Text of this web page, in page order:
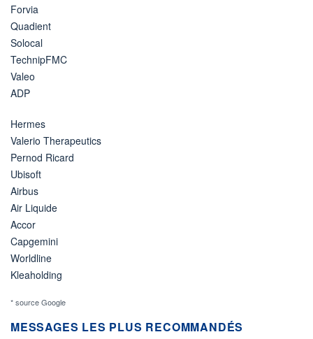
Forvia
Quadient
Solocal
TechnipFMC
Valeo
ADP
Hermes
Valerio Therapeutics
Pernod Ricard
Ubisoft
Airbus
Air Liquide
Accor
Capgemini
Worldline
Kleaholding
* source Google
MESSAGES LES PLUS RECOMMANDÉS